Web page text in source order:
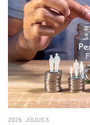
2026. JÚLIUS 6.